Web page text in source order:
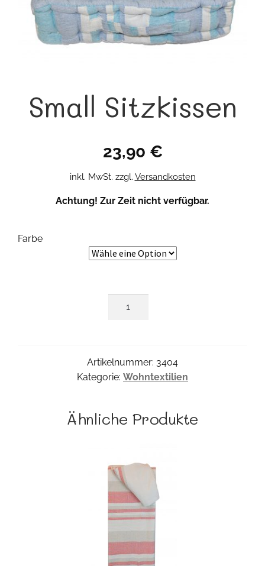
Small Sitzkissen
23,90 €
inkl. MwSt. zzgl. Versandkosten
Achtung! Zur Zeit nicht verfügbar.
Farbe
Artikelnummer: 3404
Kategorie: Wohntextilien
Ähnliche Produkte